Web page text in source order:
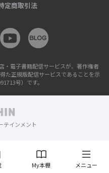
My本棚 メニュー
定商取引法
・電子書籍配信サービスが、著作権者
た正規版配信サービスであることを示
号）です。
テインメント